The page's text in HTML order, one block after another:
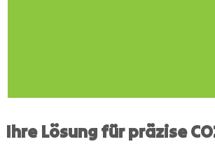
Ihre Lösung für präzise